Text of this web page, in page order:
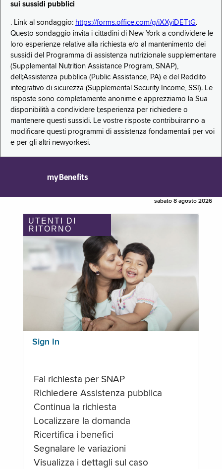
sui sussidi pubblici
. Link al sondaggio: https://forms.office.com/g/iXXyiDETtG.
Questo sondaggio invita i cittadini di New York a condividere le
loro esperienze relative alla richiesta e/o al mantenimento dei
sussidi del Programma di assistenza nutrizionale supplementare
(Supplemental Nutrition Assistance Program, SNAP),
dell;Assistenza pubblica (Public Assistance, PA) e del Reddito
integrativo di sicurezza (Supplemental Security Income, SSI). Le
risposte sono completamente anonime e apprezziamo la Sua
disponibilità a condividere l;esperienza per richiedere o
mantenere questi sussidi. Le vostre risposte contribuiranno a
modificare questi programmi di assistenza fondamentali per voi
e per gli altri newyorkesi.
myBenefits
sabato 8 agosto 2026
UTENTI DI
RITORNO
Sign In
Fai richiesta per SNAP
Richiedere Assistenza pubblica
Continua la richiesta
Localizzare la domanda
Ricertifica i benefici
Segnalare le variazioni
Visualizza i dettagli sul caso